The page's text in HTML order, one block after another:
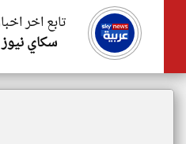
تابع اخر
سكاي